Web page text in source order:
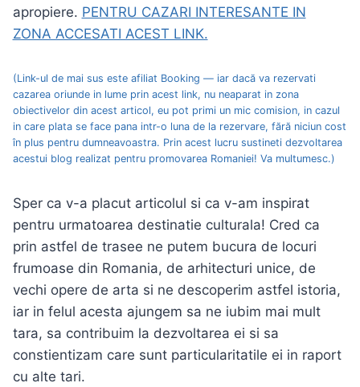
apropiere. PENTRU CAZARI INTERESANTE IN
ZONA ACCESATI ACEST LINK.
(Link-ul de mai sus este afiliat Booking — iar dacă va rezervati
cazarea oriunde in lume prin acest link, nu neaparat in zona
obiectivelor din acest articol, eu pot primi un mic comision, in cazul
in care plata se face pana intr-o luna de la rezervare, fără niciun cost
în plus pentru dumneavoastra. Prin acest lucru sustineti dezvoltarea
acestui blog realizat pentru promovarea Romaniei! Va multumesc.)
Sper ca v-a placut articolul si ca v-am inspirat
pentru urmatoarea destinatie culturala! Cred ca
prin astfel de trasee ne putem bucura de locuri
frumoase din Romania, de arhitecturi unice, de
vechi opere de arta si ne descoperim astfel istoria,
iar in felul acesta ajungem sa ne iubim mai mult
tara, sa contribuim la dezvoltarea ei si sa
constientizam care sunt particularitatile ei in raport
cu alte tari.